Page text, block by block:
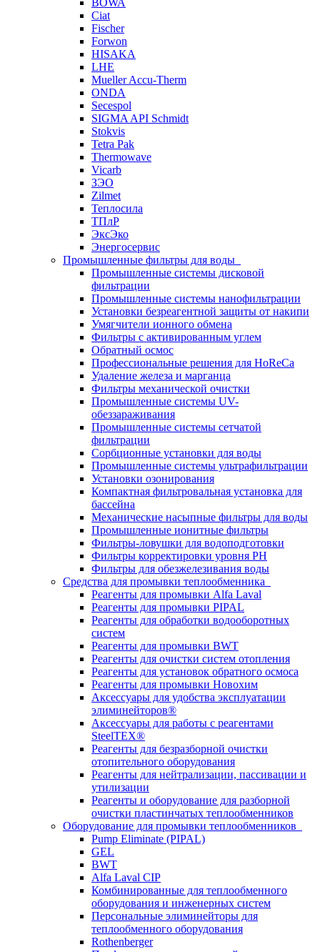
BOWA
Ciat
Fischer
Forwon
HISAKA
LHE
Mueller Accu-Therm
ONDA
Secespol
SIGMA API Schmidt
Stokvis
Tetra Pak
Thermowave
Vicarb
ЗЭО
Zilmet
Теплосила
ТПлР
ЭксЭко
Энергосервис
Промышленные фильтры для воды
Промышленные системы дисковой
фильтрации
Промышленные системы нанофильтрации
Установки безреагентной защиты от накипи
Умягчители ионного обмена
Фильтры с активированным углем
Обратный осмос
Профессиональные решения для HoReCa
Удаление железа и марганца
Фильтры механической очистки
Промышленные системы UV-
обеззараживания
Промышленные системы сетчатой
фильтрации
Сорбционные установки для воды
Промышленные системы ультрафильтрации
Установки озонирования
Компактная фильтровальная установка для
бассейна
Механические насыпные фильтры для воды
Промышленные ионитные фильтры
Фильтры-ловушки для водоподготовки
Фильтры корректировки уровня PH
Фильтры для обезжелезивания воды
Средства для промывки теплообменника
Реагенты для промывки Alfa Laval
Реагенты для промывки PIPAL
Реагенты для обработки водооборотных
систем
Реагенты для промывки BWT
Реагенты для очистки систем отопления
Реагенты для установок обратного осмоса
Реагенты для промывки Новохим
Аксессуары для удобства эксплуатации
элиминейторов®
Аксессуары для работы с реагентами
SteelTEX®
Реагенты для безразборной очистки
отопительного оборудования
Реагенты для нейтрализации, пассивации и
утилизации
Реагенты и оборудование для разборной
очистки пластинчатых теплообменников
Оборудование для промывки теплообменников
Pump Eliminate (PIPAL)
GEL
BWT
Alfa Laval CIP
Комбинированные для теплообменного
оборудования и инженерных систем
Персональные элиминейторы для
теплообменного оборудования
Rothenberger